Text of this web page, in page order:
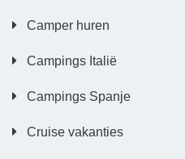
Camper huren
Campings Italië
Campings Spanje
Cruise vakanties